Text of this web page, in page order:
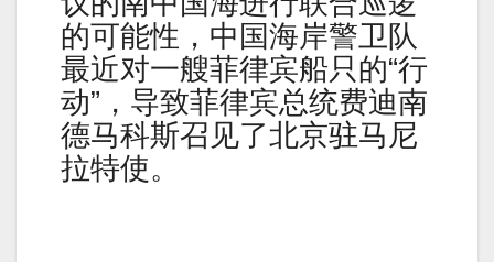
的可能性，中国海岸警卫队
最近对一艘菲律宾船只的“行
动”，导致菲律宾总统费迪南
德马科斯召见了北京驻马尼
拉特使。